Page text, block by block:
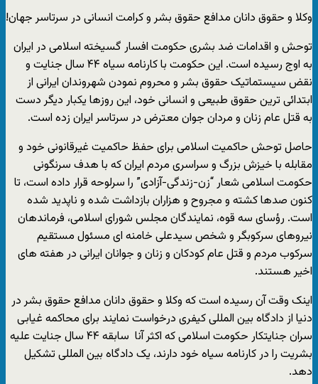
وکلا و حقوق دانان مدافع حقوق بشر و کرامت انسانی در سرتاسر جهان!
توحش و اقدامات ضد بشری حکومت افسار گسیخته اسلامی در ایران
به اوج رسیده است. این حکومت با کارنامه سیاه ۴۴ سال جنایت و
نقض سیستماتیک حقوق بشر و محروم نمودن شهروندان ایرانی از
ابتدائی ترین حقوق طبیعی و انسانی خود، این روزها یکبار دیگر دست
به قتل عام زنان و مردان جوان معترض در سرتاسر ایران زده است.
حاصل توحش حاکمیت اسلامی برای حفظ حاکمیت غیرقانونی خود و
مقابله با خیزش بزرگ و سراسری مردم ایران که با هدف سرنگونی
حکومت اسلامی شعار “زن-زندگی-آزادی” را سرلوحه قرار داده است، تا
کنون صدها کشته و مجروح و هزاران بازداشت شده و ناپدید شده
است. رؤسای سه قوه، نمایندگان مجلس شورای اسلامی، فرماندهان
نیروهای سرکوبگر و شخص سیدعلی خامنه ای مسئول مستقیم
سرکوب مردم و قتل عام کودکان و زنان و جوانان ایرانی در هفته های
اخیر هستند.
اینک وقت آن رسیده است که وکلا و حقوق دانان مدافع حقوق بشر در
دنیا از دادگاه بین المللی کیفری درخواست نمایند برای محاکمه غیابی
سران جنایتکار حکومت اسلامی که اکثر آنا سابقه ۴۴ سال جنایت علیه
بشریت را در کارنامه سیاه خود دارند، یک دادگاه بین المللی تشکیل
دهد.